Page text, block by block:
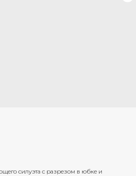
силуэта с разрезом в юбке и